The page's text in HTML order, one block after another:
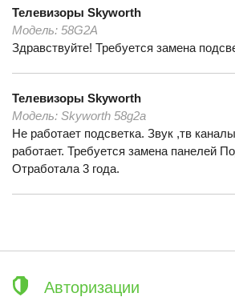
Телевизоры Skyworth
Модель: 58G2A
Здравствуйте! Требуется замена
Телевизоры Skyworth
Модель: Skyworth 58g2a
Не работает подсветка. Звук ,тв
работает. Требуется замена панелей
Отработала 3 года.
Авторизации